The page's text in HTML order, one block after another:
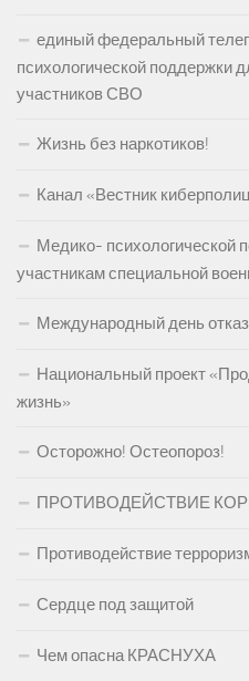
единый федеральный
психологической поддержки
участников СВО
Жизнь без наркотиков!
Канал «Вестник
Медико- психологической
участникам специальной
Международный день
Национальный проект
жизнь»
Осторожно! Остеопороз!
ПРОТИВОДЕЙСТВИЕ
Противодействие
Сердце под защитой
Чем опасна КРАСНУХА